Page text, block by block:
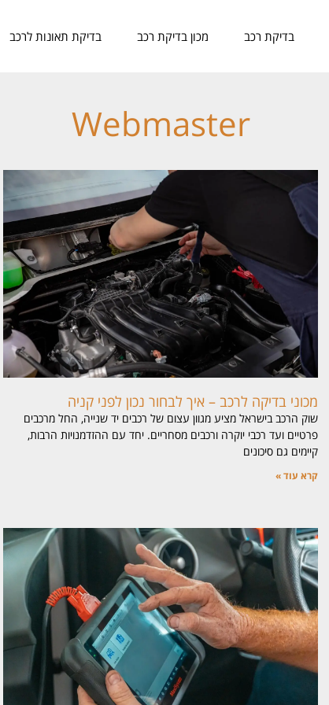
בדיקת רכב מכון בדיקת רכב בדיקת תאונות לרכב
Webmaster
מכוני בדיקה לרכב – איך לבחור נכון לפני קניה
שוק הרכב בישראל מציע מגוון עצום של רכבים יד שנייה, החל מרכבים
פרטיים ועד רכבי יוקרה ורכבים מסחריים. יחד עם ההזדמנויות הרבות,
קיימים גם סיכונים
קרא עוד »